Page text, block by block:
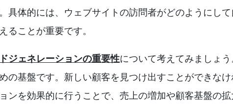
具体的には、ウェブサイトの訪問者がどのようにし
ることが重要です。
ジェネレーションの重要性について考えてみましょ
の基盤です。新しい顧客を見つけ出すことができな
ンを効果的に行うことで、売上の増加や顧客基盤の拡